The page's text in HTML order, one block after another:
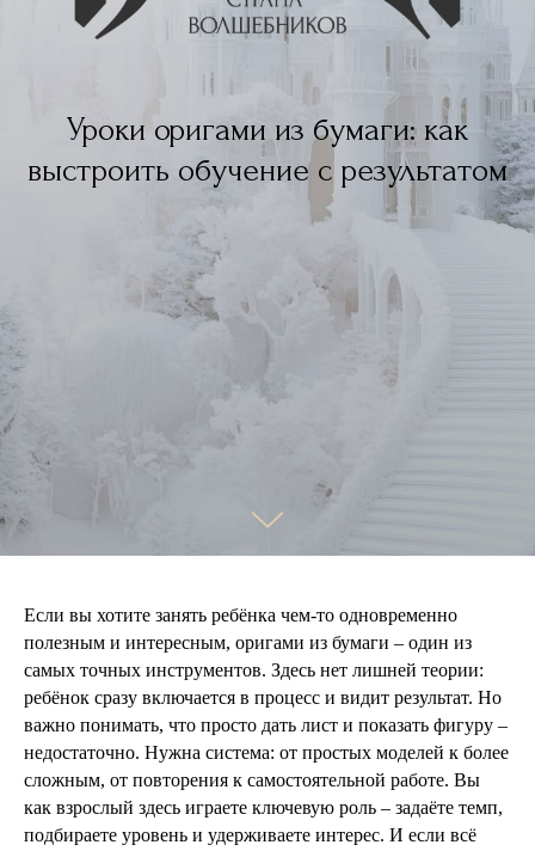
Уроки оригами из бумаги: как
выстроить обучение с результатом
Если вы хотите занять ребёнка чем-то одновременно
полезным и интересным, оригами из бумаги – один из
самых точных инструментов. Здесь нет лишней теории:
ребёнок сразу включается в процесс и видит результат. Но
важно понимать, что просто дать лист и показать фигуру –
недостаточно. Нужна система: от простых моделей к более
сложным, от повторения к самостоятельной работе. Вы
как взрослый здесь играете ключевую роль – задаёте темп,
подбираете уровень и удерживаете интерес. И если всё